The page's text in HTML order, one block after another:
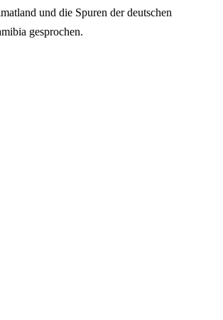
und die Spuren der deutschen
gesprochen.